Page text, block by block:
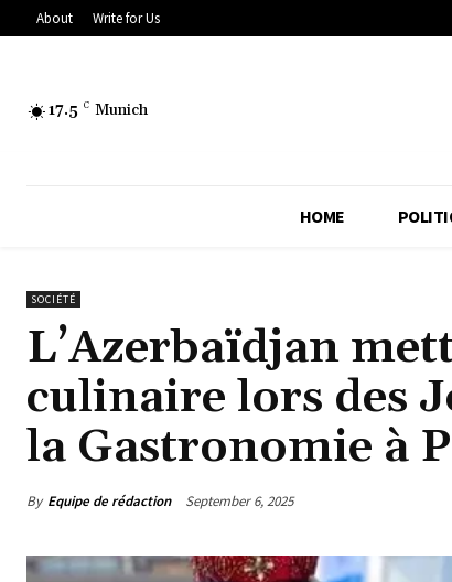
About Write for Us
17.5 C Munich
HOME
SOCIÉTÉ
L’Azerbaïdjan
culinaire lors des
la Gastronomie à
By Equipe de rédaction September 6, 2025